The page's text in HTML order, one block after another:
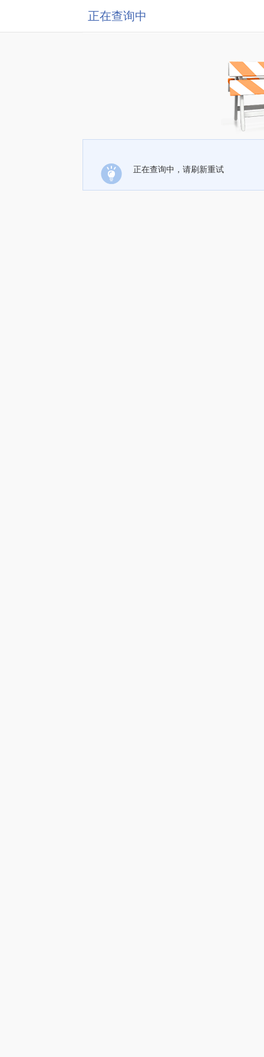
正在查询中
正在查询中，请刷新重试